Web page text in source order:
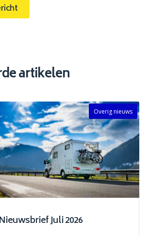
artikelen
Overig nieuws
Nieuwsbrief Juli 2026